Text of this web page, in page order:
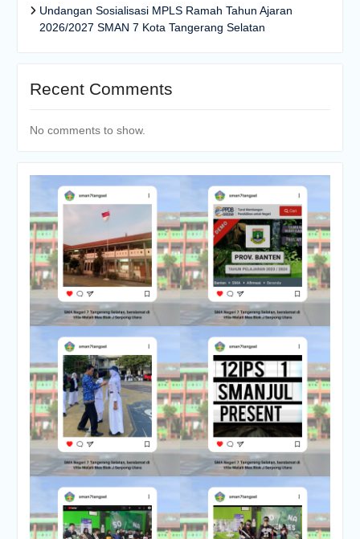
Undangan Sosialisasi MPLS Ramah Tahun Ajaran
2026/2027 SMAN 7 Kota Tangerang Selatan
Recent Comments
No comments to show.